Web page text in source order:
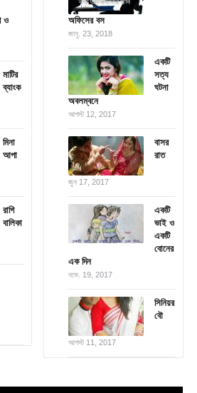
ও
মাটির
ব্যাংক
মিনা
আপা
রাগি
বালিকা
অফিসের বস
জানু. 23, 2018
একটি
সত্য
ঘটনা
অবলম্বনে
আগস্ট 12, 2017
বাসর
রাত
জুন 17, 2017
একটি
ভাই ও
একটি
বোনের
এক দিন
নভে. 19, 2017
সিনিয়র
বৌ
আগস্ট 11, 2017